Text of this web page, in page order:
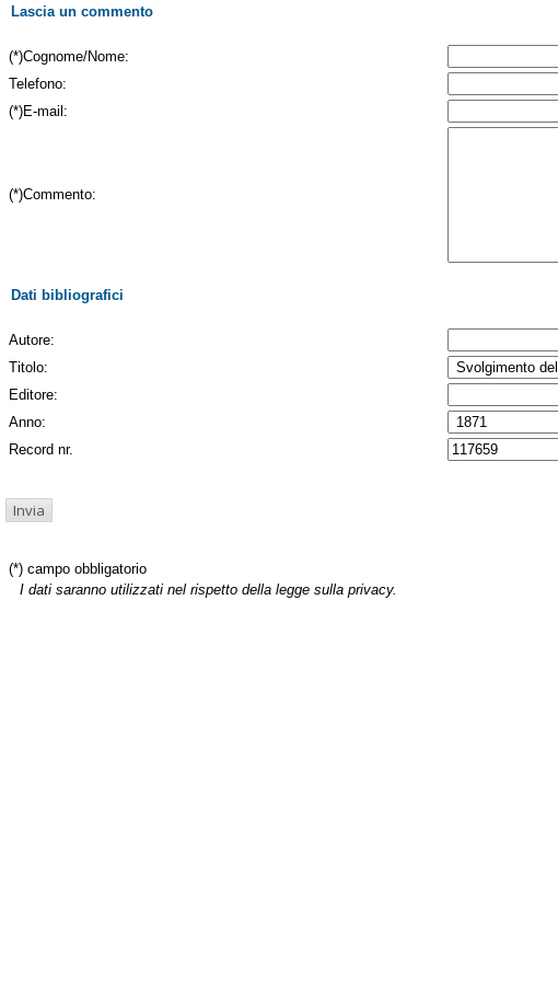
Lascia un commento
(*)Cognome/Nome:
Telefono:
(*)E-mail:
(*)Commento:
Dati bibliografici
Autore:
Titolo:
Editore:
Anno:
Record nr.
(*) campo obbligatorio
I dati saranno utilizzati nel rispetto della legge sulla privacy.